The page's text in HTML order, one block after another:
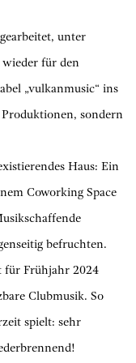
unter
für den
„vulkanmusic“ ins
sondern
Haus: Ein
Coworking Space
befruchten.
für Frühjahr 2024
Clubmusik. So
spielt: sehr